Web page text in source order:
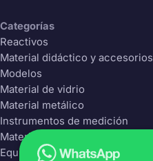
Categorías
Reactivos
Material didáctico y accesorios
Modelos
Material de vidrio
Material metálico
Instrumentos de medición
Material Plástico
Equipos de laboratorio